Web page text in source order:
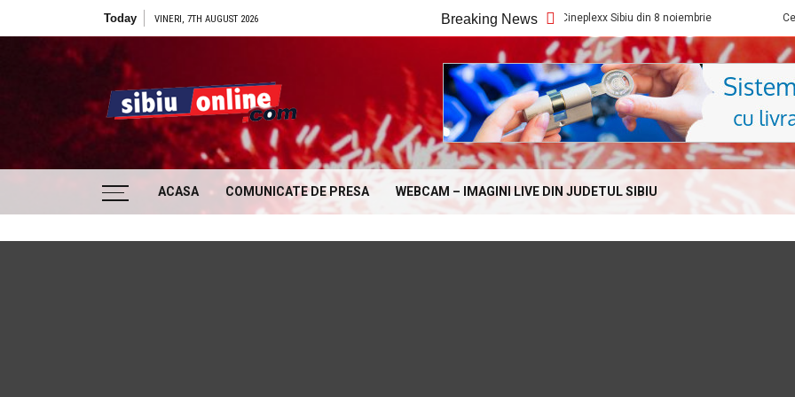
Today VINERI, 7TH AUGUST 2026 Breaking News
Ce filme noi vedem la Cineplexx Sibiu din 8 noiembrie Ce filme noi
SibiuOnline.com
… locatii si evenimente din Sibiu!!!
ACASA COMUNICATE DE PRESA WEBCAM – IMAGINI LIVE DIN JUDETUL SIBIU